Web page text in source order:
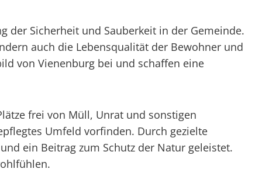
der Sicherheit und Sauberkeit in der Gemeinde.
auch die Lebensqualität der Bewohner und
von Vienenburg bei und schaffen eine
frei von Müll, Unrat und sonstigen
Umfeld vorfinden. Durch gezielte
ein Beitrag zum Schutz der Natur geleistet.